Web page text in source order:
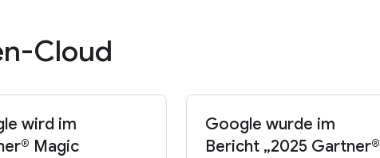
Cloud
wird im
Magic
Google wurde im
Bericht „2025 Gartner®